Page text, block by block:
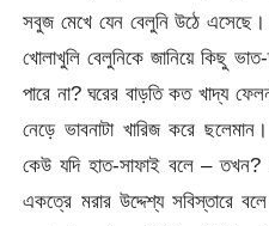
সবুজ মেখে যেন বেলুনি উঠে এসেছে।
খোলাখুলি বেলুনিকে জানিয়ে কিছু
পারে না? ঘরের বাড়তি কত খাদ্য
নেড়ে ভাবনাটা খারিজ করে
কেউ যদি হাত-সাফাই বলে – তখন?
একত্রে মরার উদ্দেশ্য সবিস্তারে